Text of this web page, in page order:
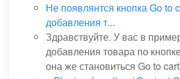
Не появлянтся кнопка Go to
добавления т...
Здравствуйте. У вас в
добавления товара по
она же становиться Go to